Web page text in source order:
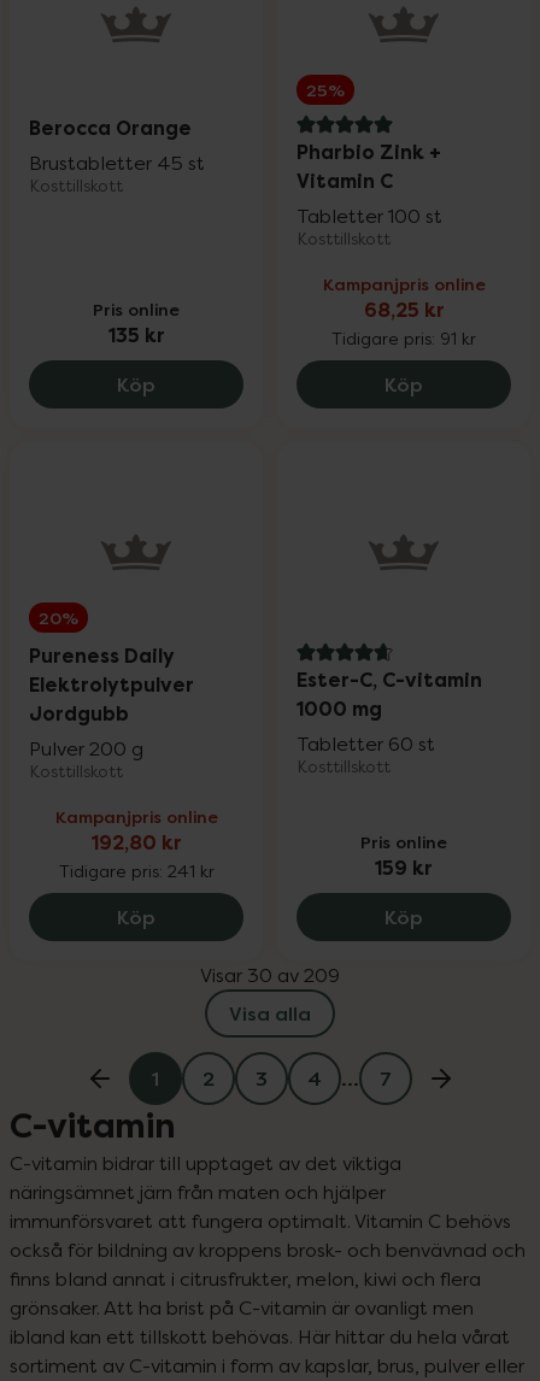
Berocca Orange
Brustabletter 45 st
Kosttillskott
Pris online
135 kr
Köp Berocca Orange, 135 kr.
25%
5 av 5 i omdöme
Pharbio Zink +
Vitamin C
Tabletter 100 st
Kosttillskott
Kampanjpris online
68,25 kr
Tidigare pris: 91 kr
Köp Pharbio
20%
Pureness Daily
Elektrolytpulver
Jordgubb
Pulver 200 g
Kosttillskott
Kampanjpris online
192,80 kr
Tidigare pris: 241 kr
Köp Pureness Daily Elektrolytpulver
4.8 av 5 i omdöme
Ester-C, C-vitamin
1000 mg
Tabletter 60 st
Kosttillskott
Pris online
159 kr
Köp Ester-C,
Visar 30 av 209
Visa alla
1 2 3 4 … 7
C-vitamin
C-vitamin bidrar till upptaget av det viktiga
näringsämnet järn från maten och hjälper
immunförsvaret att fungera optimalt. Vitamin C behövs
också för bildning av kroppens brosk- och benvävnad och
finns bland annat i citrusfrukter, melon, kiwi och flera
grönsaker. Att ha brist på C-vitamin är ovanligt men
ibland kan ett tillskott behövas. Här hittar du hela vårat
sortiment av C-vitamin i form av kapslar, brus, pulver eller